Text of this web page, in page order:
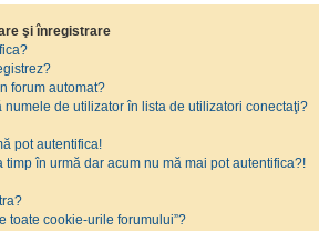
şi înregistrare
forum automat?
numele de utilizator în lista de utilizatori conectaţi?
pot autentifica!
timp în urmă dar acum nu mă mai pot autentifica?!
toate cookie-urile forumului”?